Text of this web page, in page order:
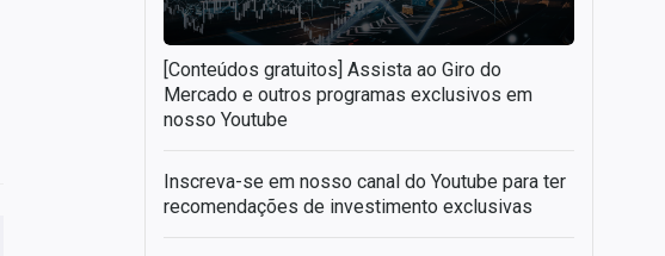
[Conteúdos gratuitos] Assista ao Giro do
Mercado e outros programas exclusivos em
nosso Youtube
Inscreva-se em nosso canal do Youtube para ter
recomendações de investimento exclusivas